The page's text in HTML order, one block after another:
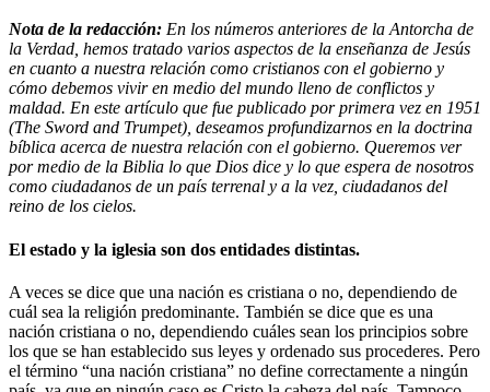
Nota de la redacción: En los números anteriores de la Antorcha de
la Verdad, hemos tratado varios aspectos de la enseñanza de Jesús
en cuanto a nuestra relación como cristianos con el gobierno y
cómo debemos vivir en medio del mundo lleno de conflictos y
maldad. En este artículo que fue publicado por primera vez en 1951
(The Sword and Trumpet), deseamos profundizarnos en la doctrina
bíblica acerca de nuestra relación con el gobierno. Queremos ver
por medio de la Biblia lo que Dios dice y lo que espera de nosotros
como ciudadanos de un país terrenal y a la vez, ciudadanos del
reino de los cielos.
El estado y la iglesia son dos entidades distintas.
A veces se dice que una nación es cristiana o no, dependiendo de
cuál sea la religión predominante. También se dice que es una
nación cristiana o no, dependiendo cuáles sean los principios sobre
los que se han establecido sus leyes y ordenado sus procederes. Pero
el término “una nación cristiana” no define correctamente a ningún